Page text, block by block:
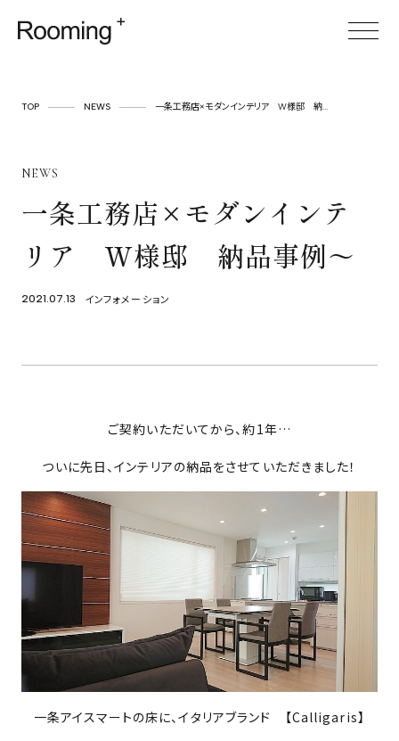
CASES
ITEM
FOR BUSINESS
PROJECTS
NEWS
来店予約
お問い合わせ
PRIVACY POLICY
TOP NEWS 一条工務店×モダンインテリア W様邸 納...
NEWS
一条工務店×モダンインテ
リア W様邸 納品事例～
2021.07.13 インフォメーション
ご契約いただいてから、約1年…
ついに先日、インテリアの納品をさせていただきました！
一条アイスマートの床に、イタリアブランド 【Calligaris】